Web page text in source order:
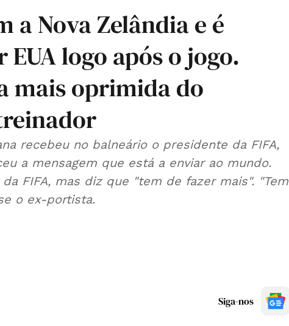
a Nova Zelândia e é
logo após o jogo.
mais oprimida do
recebeu no balneário o presidente da FIFA,
a mensagem que está a enviar ao mundo.
FIFA, mas diz que "tem de fazer mais". "Tem
o ex-portista.
Siga-nos